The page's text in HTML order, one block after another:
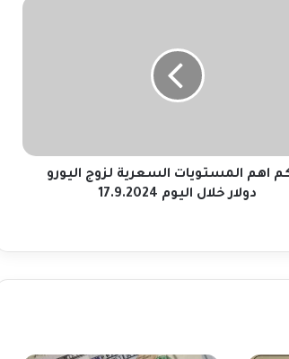
اهم المستويات السعرية لزوج اليورو
دولار خلال اليوم 17.9.2024